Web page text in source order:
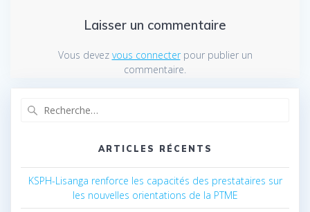
Laisser un commentaire
Vous devez vous connecterpour publier un
commentaire.
ARTICLES RÉCENTS
KSPH-Lisanga renforce les capacités des prestataires sur
les nouvelles orientations de la PTME